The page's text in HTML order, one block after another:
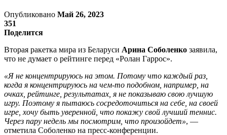
Опубликовано Май 26, 2023
351
Поделится
Вторая ракетка мира из Беларуси Арина Соболенко заявила,
что не думает о рейтинге перед «Ролан Гаррос».
«Я не концентрируюсь на этом. Потому что каждый раз,
когда я концентрируюсь на чем-то подобном, например, на
очках, рейтинге, результатах, я не показываю свою лучшую
игру. Поэтому я пытаюсь сосредоточиться на себе, на своей
игре, хочу быть уверенной, что покажу свой лучший теннис.
Через пару недель мы посмотрим, что произойдет», —
отметила Соболенко на пресс-конференции.